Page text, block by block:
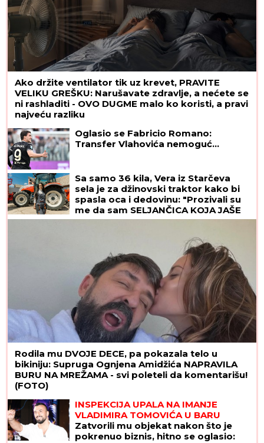
Ako držite ventilator tik uz krevet, PRAVITE
VELIKU GREŠKU: Narušavate zdravlje, a nećete se
ni rashladiti - OVO DUGME malo ko koristi, a pravi
najveću razliku
Oglasio se Fabricio Romano:
Transfer Vlahovića nemoguć...
Sa samo 36 kila, Vera iz Starčeva
sela je za džinovski traktor kako bi
spasla oca i dedovinu: "Prozivali su
me da sam SELJANČICA KOJA JAŠE
SVINJE, a ja sam uspešnija od 60%
Rodila mu DVOJE DECE, pa pokazala telo u
bikiniju: Supruga Ognjena Amidžića NAPRAVILA
BURU NA MREŽAMA - svi poleteli da komentarišu!
(FOTO)
INSPEKCIJA UPALA NA IMANJE
VLADIMIRA TOMOVIĆA U BARU
Zatvorili mu objekat nakon što je
pokrenuo biznis, hitno se oglasio: